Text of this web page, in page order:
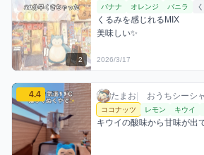
2
バナナ オレンジ バニラ
くるみを感じれるMIX
美味しい✨
2026/3/17
たまおのココナッツミックスを見る
4.4 たまお / おうちシー
たまお| おうちシーシャ
利用フレーバー
ココナッツ レモン キウイ
コメント
キウイの酸味から甘味が出
評価